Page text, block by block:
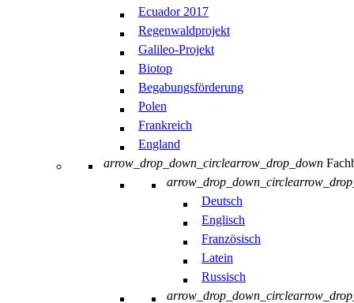
Ecuador 2017
Regenwaldprojekt
Galileo-Projekt
Biotop
Begabungsförderung
Polen
Frankreich
England
arrow_drop_down_circlearrow_drop_down
arrow_drop_down_circle
Deutsch
Englisch
Französisch
Latein
Russisch
arrow_drop_down_circle